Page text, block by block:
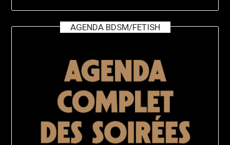
AGENDA BDSM/FETISH